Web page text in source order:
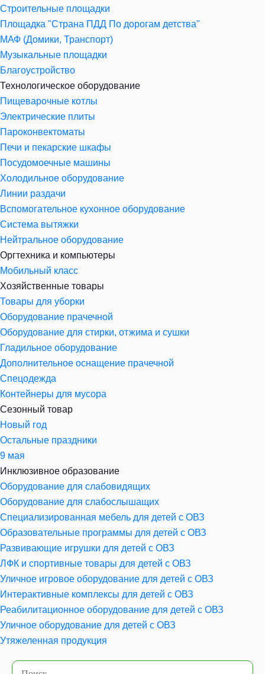
Строительные площадки
Площадка "Страна ПДД По дорогам детства"
МАФ (Домики, Транспорт)
Музыкальные площадки
Благоустройство
Технологическое оборудование
Пищеварочные котлы
Электрические плиты
Пароконвектоматы
Печи и пекарские шкафы
Посудомоечные машины
Холодильное оборудование
Линии раздачи
Вспомогательное кухонное оборудование
Система вытяжки
Нейтральное оборудование
Оргтехника и компьютеры
Мобильный класс
Хозяйственные товары
Товары для уборки
Оборудование прачечной
Оборудование для стирки, отжима и сушки
Гладильное оборудование
Дополнительное оснащение прачечной
Спецодежда
Контейнеры для мусора
Сезонный товар
Новый год
Остальные праздники
9 мая
Инклюзивное образование
Оборудование для слабовидящих
Оборудование для слабослышащих
Специализированная мебель для детей с ОВЗ
Образовательные программы для детей с ОВЗ
Развивающие игрушки для детей с ОВЗ
ЛФК и спортивные товары для детей с ОВЗ
Уличное игровое оборудование для детей с ОВЗ
Интерактивные комплексы для детей с ОВЗ
Реабилитационное оборудование для детей с ОВЗ
Уличное оборудование для детей с ОВЗ
Утяжеленная продукция